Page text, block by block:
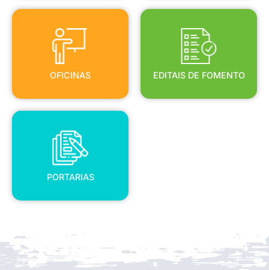
OFICINAS
OFICINAS
EDITAIS DE FOMENTO
EDITAIS DE FOMENTO
PORTARIAS
PORTARIAS